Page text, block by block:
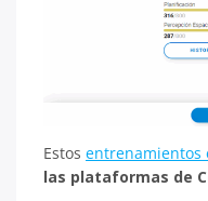
Estos entrenamientos
las plataformas de